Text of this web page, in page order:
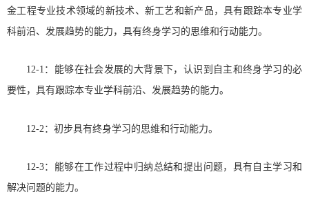
金工程专业技术领域的新技术、新工艺和新产品，具有跟踪本专业学
科前沿、发展趋势的能力，具有终身学习的思维和行动能力。
12-1：能够在社会发展的大背景下，认识到自主和终身学习的必
要性，具有跟踪本专业学科前沿、发展趋势的能力。
12-2：初步具有终身学习的思维和行动能力。
12-3：能够在工作过程中归纳总结和提出问题，具有自主学习和
解决问题的能力。